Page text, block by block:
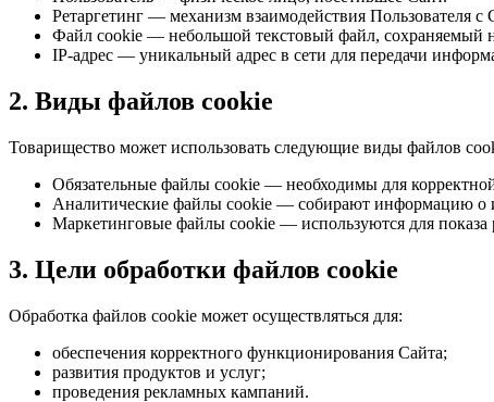
Ретаргетинг — механизм взаимодействия Пользователя с
Файл cookie — небольшой текстовый файл, сохраняемый
IP-адрес — уникальный адрес в сети для передачи
2. Виды файлов cookie
Товарищество может использовать следующие виды файлов
Обязательные файлы cookie — необходимы для
Аналитические файлы cookie — собирают информацию о
Маркетинговые файлы cookie — используются для показа
3. Цели обработки файлов cookie
Обработка файлов cookie может осуществляться для:
обеспечения корректного функционирования Сайта;
развития продуктов и услуг;
проведения рекламных кампаний.